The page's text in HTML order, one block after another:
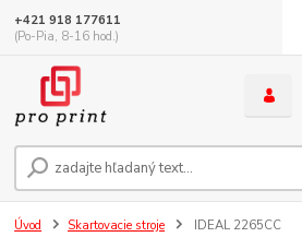
+421 918 177611
(Po-Pia, 8-16 hod.)
Úvod Skartovacie stroje IDEAL 2265CC